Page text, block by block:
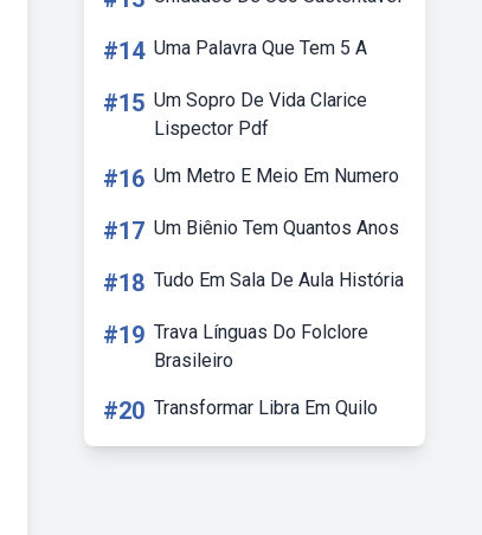
#14 Uma Palavra Que Tem 5 A
#15 Um Sopro De Vida Clarice
Lispector Pdf
#16 Um Metro E Meio Em Numero
#17 Um Biênio Tem Quantos Anos
#18 Tudo Em Sala De Aula História
#19 Trava Línguas Do Folclore
Brasileiro
#20 Transformar Libra Em Quilo